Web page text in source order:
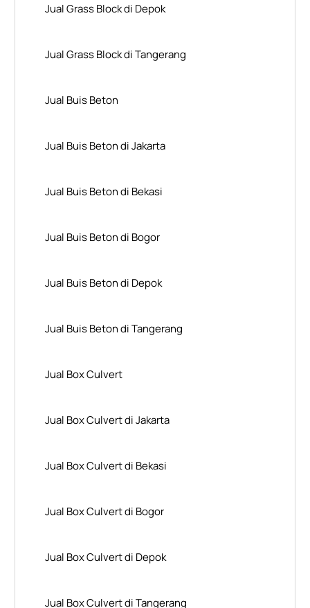
Jual Grass Block di Depok
Jual Grass Block di Tangerang
Jual Buis Beton
Jual Buis Beton di Jakarta
Jual Buis Beton di Bekasi
Jual Buis Beton di Bogor
Jual Buis Beton di Depok
Jual Buis Beton di Tangerang
Jual Box Culvert
Jual Box Culvert di Jakarta
Jual Box Culvert di Bekasi
Jual Box Culvert di Bogor
Jual Box Culvert di Depok
Jual Box Culvert di Tangerang